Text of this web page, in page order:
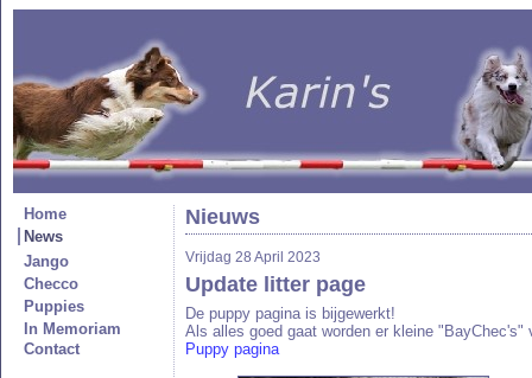
Home
News
Jango
Checco
Puppies
In Memoriam
Contact
Nieuws
Vrijdag 28 April 2023
Update litter page
De puppy pagina is bijgewerkt!
Als alles goed gaat worden er kleine
Puppy pagina